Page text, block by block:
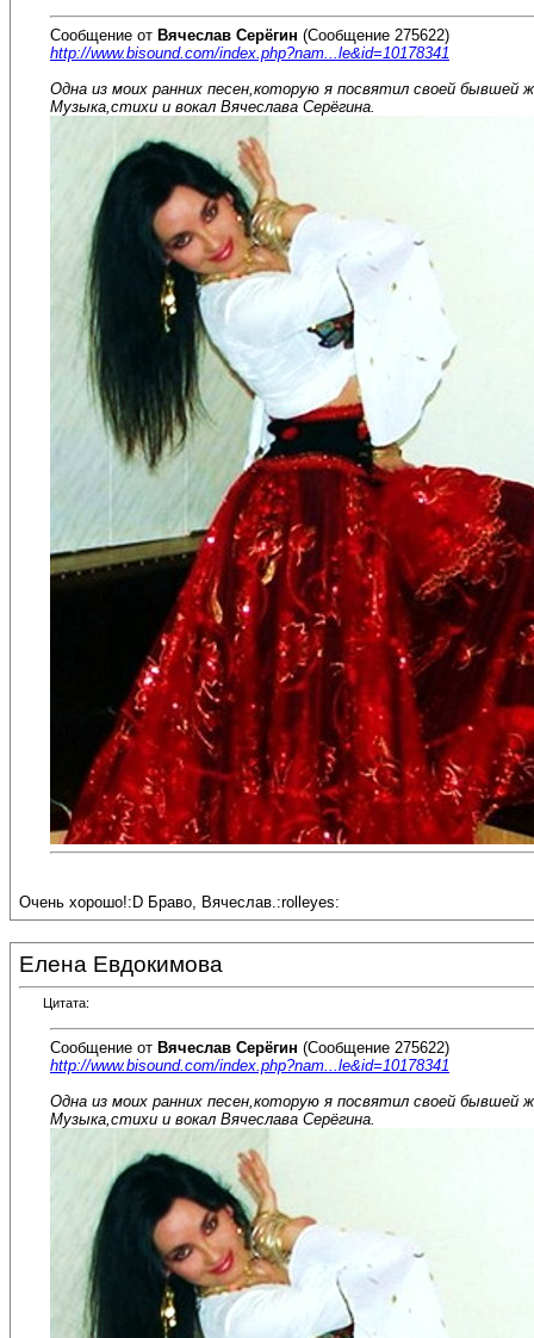
Сообщение от Вячеслав Серёгин (Сообщение 275622)
http://www.bisound.com/index.php?nam...le&id=10178341
Одна из моих ранних песен,которую я посвятил своей бывшей
Музыка,стихи и вокал Вячеслава Серёгина.
Очень хорошо!:D Браво, Вячеслав.:rolleyes:
Елена Евдокимова
Цитата:
Сообщение от Вячеслав Серёгин (Сообщение 275622)
http://www.bisound.com/index.php?nam...le&id=10178341
Одна из моих ранних песен,которую я посвятил своей бывшей
Музыка,стихи и вокал Вячеслава Серёгина.